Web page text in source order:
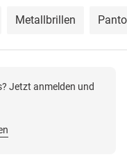
Metallbrillen
Jetzt anmelden und